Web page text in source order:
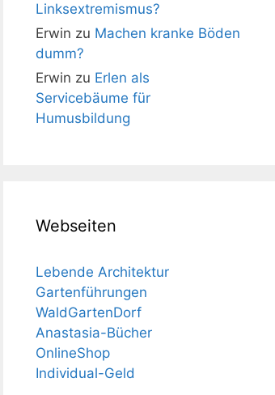
Linksextremismus?
Erwin zu Machen kranke Böden
dumm?
Erwin zu Erlen als
Servicebäume für
Humusbildung
Webseiten
Lebende Architektur
Gartenführungen
WaldGartenDorf
Anastasia-Bücher
OnlineShop
Individual-Geld